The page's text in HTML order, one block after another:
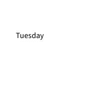
Tuesday